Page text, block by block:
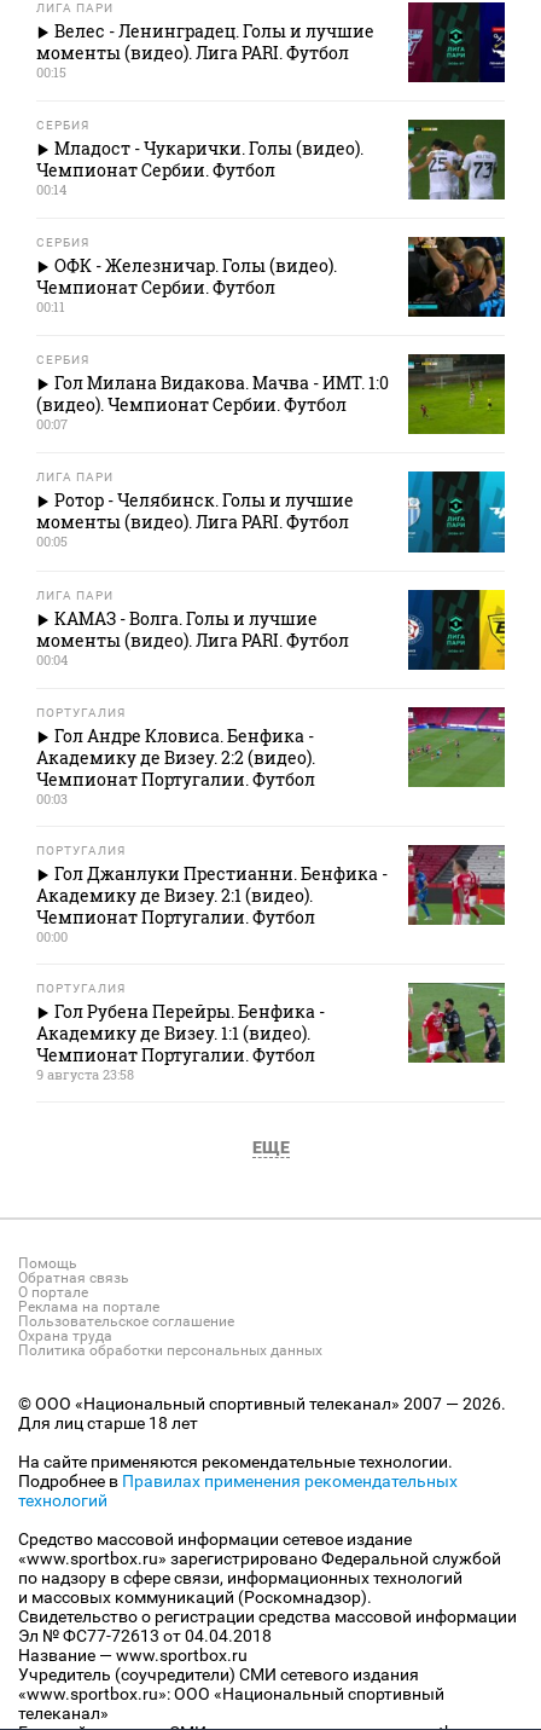
ЛИГА ПАРИ
Велес - Ленинградец. Голы и лучшие
моменты (видео). Лига PARI. Футбол
00:15
СЕРБИЯ
Младост - Чукарички. Голы (видео).
Чемпионат Сербии. Футбол
00:14
СЕРБИЯ
ОФК - Железничар. Голы (видео).
Чемпионат Сербии. Футбол
00:11
СЕРБИЯ
Гол Милана Видакова. Мачва - ИМТ. 1:0
(видео). Чемпионат Сербии. Футбол
00:07
ЛИГА ПАРИ
Ротор - Челябинск. Голы и лучшие
моменты (видео). Лига PARI. Футбол
00:05
ЛИГА ПАРИ
КАМАЗ - Волга. Голы и лучшие
моменты (видео). Лига PARI. Футбол
00:04
ПОРТУГАЛИЯ
Гол Андре Кловиса. Бенфика -
Академику де Визеу. 2:2 (видео).
Чемпионат Португалии. Футбол
00:03
ПОРТУГАЛИЯ
Гол Джанлуки Престианни. Бенфика -
Академику де Визеу. 2:1 (видео).
Чемпионат Португалии. Футбол
00:00
ПОРТУГАЛИЯ
Гол Рубена Перейры. Бенфика -
Академику де Визеу. 1:1 (видео).
Чемпионат Португалии. Футбол
9 августа 23:58
ЕЩЕ
Помощь
Обратная связь
О портале
Реклама на портале
Пользовательское соглашение
Охрана труда
Политика обработки персональных данных
© ООО «Национальный спортивный телеканал» 2007 — 2026.
Для лиц старше 18 лет
На сайте применяются рекомендательные технологии.
Подробнее в Правилах применения рекомендательных
технологий
Средство массовой информации сетевое издание
«www.sportbox.ru» зарегистрировано Федеральной службой
по надзору в сфере связи, информационных технологий
и массовых коммуникаций (Роскомнадзор).
Свидетельство о регистрации средства массовой информации
Эл № ФС77-72613 от 04.04.2018
Название — www.sportbox.ru
Учредитель (соучредители) СМИ сетевого издания
«www.sportbox.ru»: ООО «Национальный спортивный
телеканал»